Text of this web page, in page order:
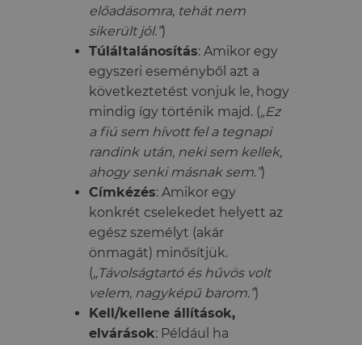
előadásomra, tehát nem
sikerült jól.”)
Túláltalánosítás: Amikor egy
egyszeri eseményből azt a
következtetést vonjuk le, hogy
mindig így történik majd. („Ez
a fiú sem hívott fel a tegnapi
randink után, neki sem kellek,
ahogy senki másnak sem.”)
Címkézés: Amikor egy
konkrét cselekedet helyett az
egész személyt (akár
önmagát) minősítjük.
(„Távolságtartó és hűvös volt
velem, nagyképű barom.”)
Kell/kellene állítások,
elvárások: Például ha